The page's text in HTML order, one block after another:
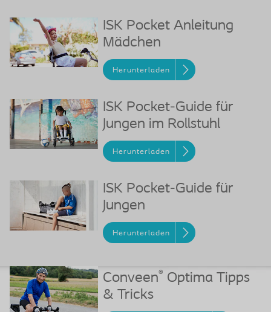
ISK Pocket Anleitung
Mädchen
Herunterladen
ISK Pocket-Guide für
Jungen im Rollstuhl
Herunterladen
ISK Pocket-Guide für
Jungen
Herunterladen
Conveen® Optima Tipps
& Tricks